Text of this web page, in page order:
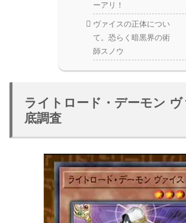
ーアリ！
ヴァイスの正体につい
て。恐らく暗黒界の術
師スノウ
ライトロード・デーモン
底調査